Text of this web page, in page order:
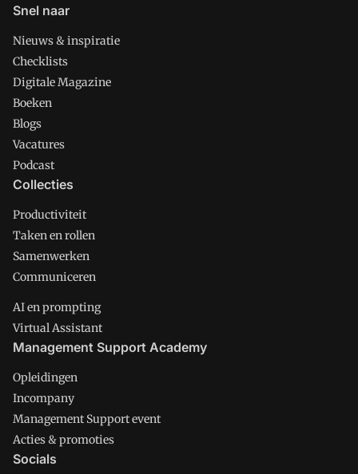
Snel naar
Nieuws & inspiratie
Checklists
Digitale Magazine
Boeken
Blogs
Vacatures
Podcast
Collecties
Productiviteit
Taken en rollen
Samenwerken
Communiceren
AI en prompting
Virtual Assistant
Management Support Academy
Opleidingen
Incompany
Management Support event
Acties & promoties
Socials